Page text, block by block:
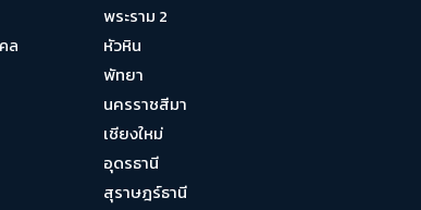
ล
พระราม 2
หัวหิน
พัทยา
นครราชสีมา
เชียงใหม่
อุดรธานี
สุราษฎร์ธานี